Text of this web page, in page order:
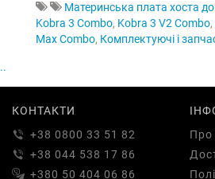
Материнська плата хоста до
Kobra 3 Combo, Kobra 3 V2 Combo,
Max Combo, Комплектуючі і
..
КОНТАКТИ
+38 0800 33 51 82
+38 044 538 17 86
+380 50 404 06 86
Про